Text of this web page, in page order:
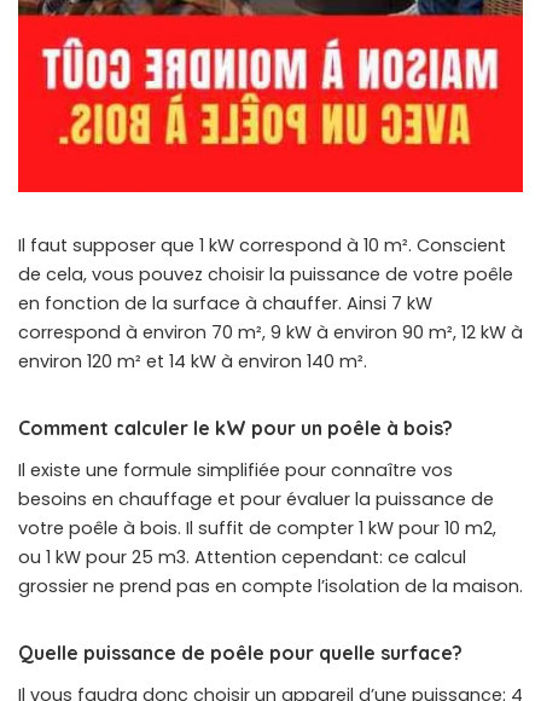
Il faut supposer que 1 kW correspond à 10 m². Conscient
de cela, vous pouvez choisir la puissance de votre poêle
en fonction de la surface à chauffer. Ainsi 7 kW
correspond à environ 70 m², 9 kW à environ 90 m², 12 kW à
environ 120 m² et 14 kW à environ 140 m².
Comment calculer le kW pour un poêle à bois?
Il existe une formule simplifiée pour connaître vos
besoins en chauffage et pour évaluer la puissance de
votre poêle à bois. Il suffit de compter 1 kW pour 10 m2,
ou 1 kW pour 25 m3. Attention cependant: ce calcul
grossier ne prend pas en compte l’isolation de la maison.
Quelle puissance de poêle pour quelle surface?
Il vous faudra donc choisir un appareil d’une puissance: 4